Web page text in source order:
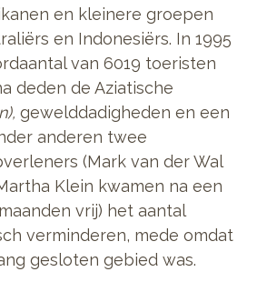
en kleinere groepen
en Indonesiërs. In 1995
van 6019 toeristen
deden de Aziatische
gewelddadigheden en een
anderen twee
(Mark van der Wal
Klein kwamen na een
vrij) het aantal
verminderen, mede omdat
gesloten gebied was.